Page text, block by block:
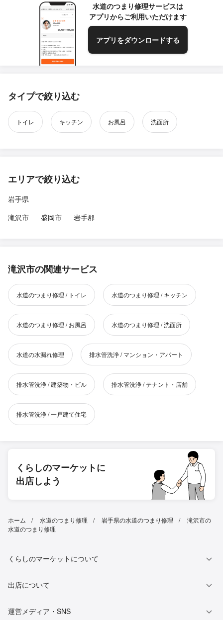
水道のつまり修理サービスは
アプリからご利用いただけます
アプリをダウンロードする
タイプで絞り込む
トイレ キッチン お風呂 洗面所
エリアで絞り込む
岩手県
滝沢市
盛岡市 岩手郡
滝沢市の関連サービス
水道のつまり修理 / トイレ 水道のつまり修理 / キッチン
水道のつまり修理 / お風呂 水道のつまり修理 / 洗面所
水道の水漏れ修理 排水管洗浄 / マンション・アパート
排水管洗浄 / 建築物・ビル 排水管洗浄 / テナント・店舗
排水管洗浄 / 一戸建て住宅
くらしのマーケットに
出店しよう
ホーム 水道のつまり修理 岩手県の水道のつまり修理
滝沢市の
水道のつまり修理
くらしのマーケットについて
出店について
運営メディア・SNS